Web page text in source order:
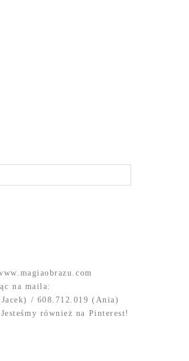
na maila:
/ 608.712.019 (Ania)
również na Pinterest!